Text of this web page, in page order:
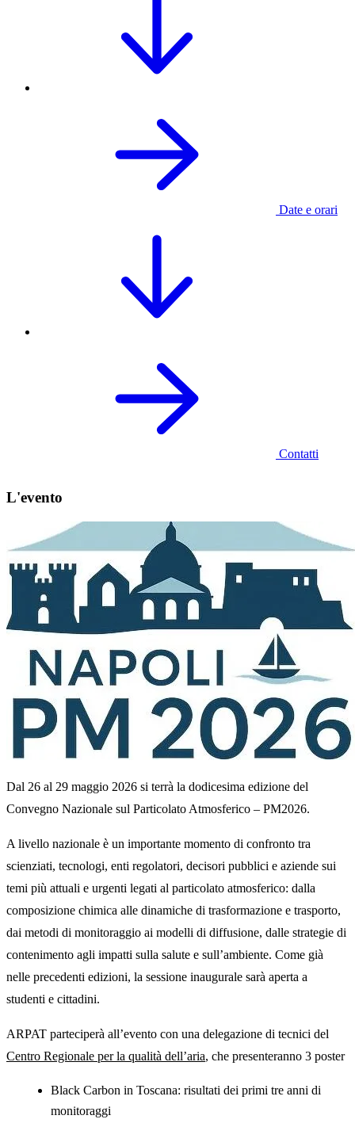
Date e orari
Contatti
L'evento
Dal 26 al 29 maggio 2026 si terrà la dodicesima edizione del
Convegno Nazionale sul Particolato Atmosferico – PM2026.
A livello nazionale è un importante momento di confronto tra
scienziati, tecnologi, enti regolatori, decisori pubblici e aziende sui
temi più attuali e urgenti legati al particolato atmosferico: dalla
composizione chimica alle dinamiche di trasformazione e trasporto,
dai metodi di monitoraggio ai modelli di diffusione, dalle strategie di
contenimento agli impatti sulla salute e sull’ambiente. Come già
nelle precedenti edizioni, la sessione inaugurale sarà aperta a
studenti e cittadini.
ARPAT parteciperà all’evento con una delegazione di tecnici del
Centro Regionale per la qualità dell’aria, che presenteranno 3 poster
Black Carbon in Toscana: risultati dei primi tre anni di
monitoraggi